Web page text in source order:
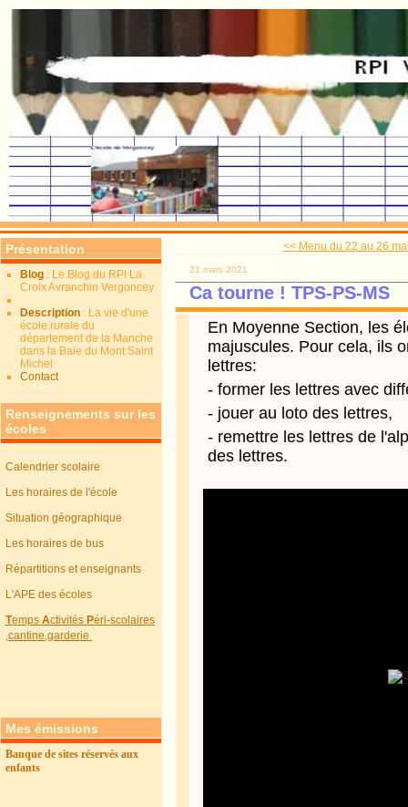
Présentation
Blog : Le Blog du RPI La
Croix Avranchin Vergoncey
Description : La vie d'une
école rurale du
département de la Manche
dans la Baie du Mont Saint
Michel
Contact
Renseignements sur les
écoles
Calendrier scolaire
Les horaires de l'école
Situation géographique
Les horaires de bus
Répartitions et enseignants
L'APE des écoles
TempsActivitésPéri-scolaires
,cantine,garderie
Mes émissions
Banque de sites réservés aux
enfants
<< Menu du 22 au 26
21 mars 2021
Ca tourne ! TPS-PS-MS
En Moyenne Section, les
majuscules. Pour cela, ils
lettres:
- former les lettres avec
- jouer au loto des lettres,
- remettre les lettres de
des lettres.